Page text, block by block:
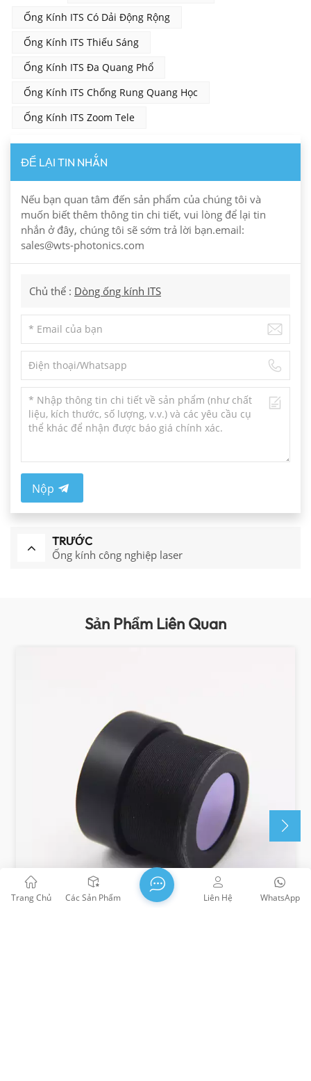
Ống Kính ITS Có Dải Động Rộng
Ống Kính ITS Thiếu Sáng
Ống Kính ITS Đa Quang Phổ
Ống Kính ITS Chống Rung Quang Học
Ống Kính ITS Zoom Tele
ĐỂ LẠI TIN NHẮN
Nếu bạn quan tâm đến sản phẩm của chúng tôi và
muốn biết thêm thông tin chi tiết, vui lòng để lại tin
nhắn ở đây, chúng tôi sẽ sớm trả lời bạn.email:
sales@wts-photonics.com
Chủ thể : Dòng ống kính ITS
Nộp
TRƯỚC
Ống kính công nghiệp laser
Sản Phẩm Liên Quan
Trang Chủ Các Sản Phẩm WhatsApp
Liên Hệ